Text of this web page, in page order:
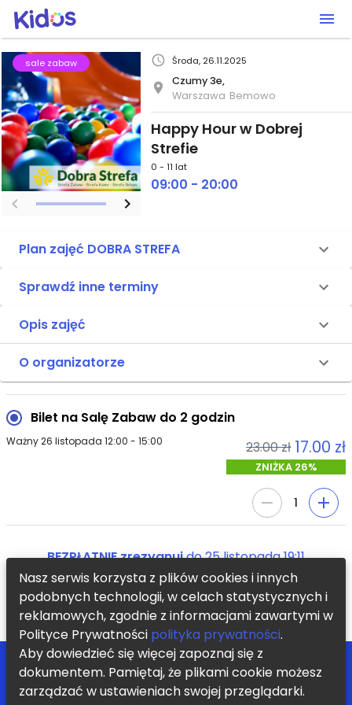
sale zabaw Środa, 26.11.2025
Czumy 3e,
Warszawa Bemowo
Happy Hour w Dobrej
Strefie
0 - 11 lat
09:00 - 20:00
Plan zajęć DOBRA STREFA
Sprawdź inne terminy
Opis zajęć
O organizatorze
Bilet na Salę Zabaw do 2 godzin
Ważny 26 listopada 12:00 - 15:00 23.00 zł 17.00 zł
ZNIŻKA 26%
1
BEZPŁATNIE zrezygnujdo25 listopada 19:11
KUP TERAZ
POMOC
BLOG
KONTAKT
ZOSTAŃ PARTNEREM
REGULAMIN
POLITYKA PRYWATNOŚCI
Nasz serwis korzysta z plików cookies i innych
podobnych technologii, w celach statystycznych i
reklamowych, zgodnie z informacjami zawartymi w
Polityce Prywatności polityka prywatności.
Aby dowiedzieć się więcej zapoznaj się z
dokumentem. Pamiętaj, że plikami cookie możesz
zarządzać w ustawieniach swojej przeglądarki.